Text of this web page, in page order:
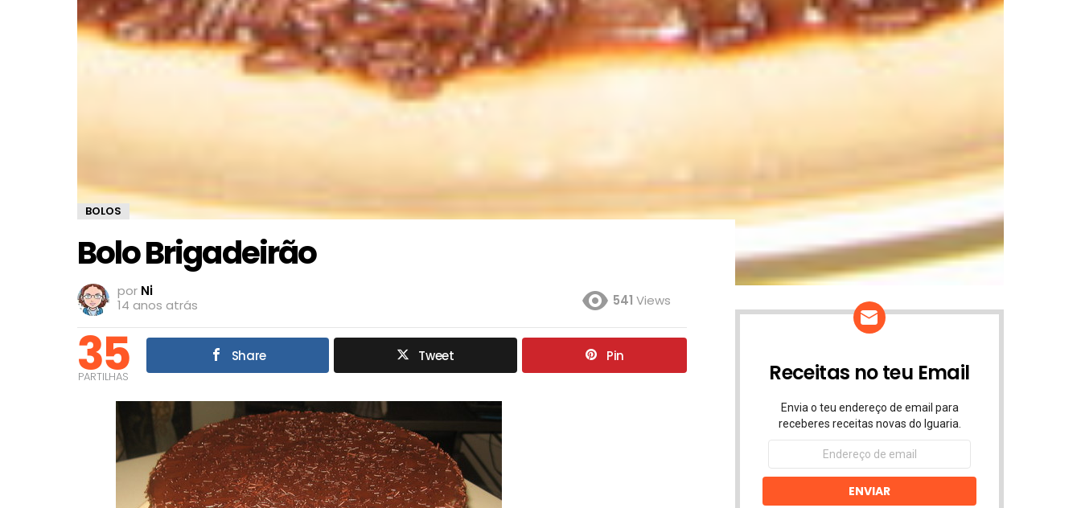
BOLOS
Bolo Brigadeirão
por Ni
14 anos atrás
541 Views
35
PARTILHAS
Share Tweet Pin
Receitas no teu Email
Envia o teu endereço de email para
receberes receitas novas do Iguaria.
Endereço
email
ENVIAR